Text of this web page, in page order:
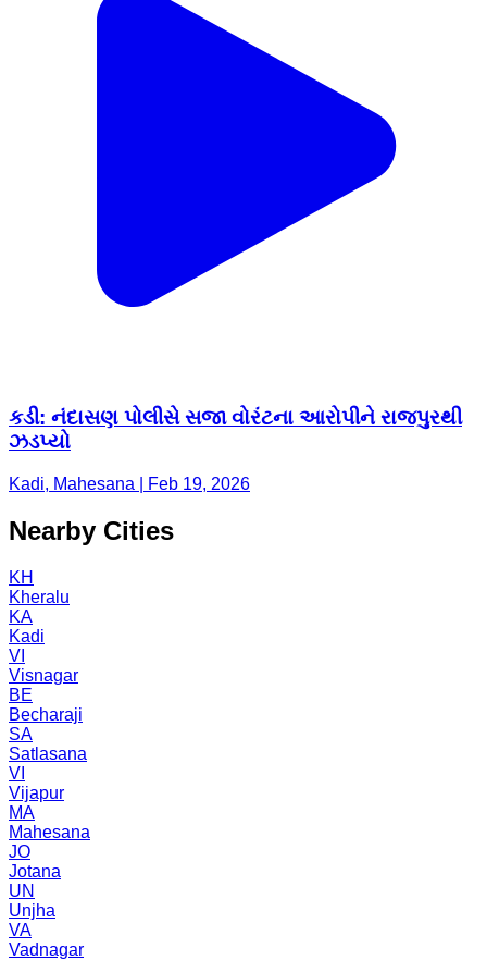
કડી: નંદાસણ પોલીસે સજા વોરંટના આરોપીને રાજપુરથી
ઝડપ્યો
Kadi, Mahesana | Feb 19, 2026
Nearby Cities
KH
Kheralu
KA
Kadi
VI
Visnagar
BE
Becharaji
SA
Satlasana
VI
Vijapur
MA
Mahesana
JO
Jotana
UN
Unjha
VA
Vadnagar